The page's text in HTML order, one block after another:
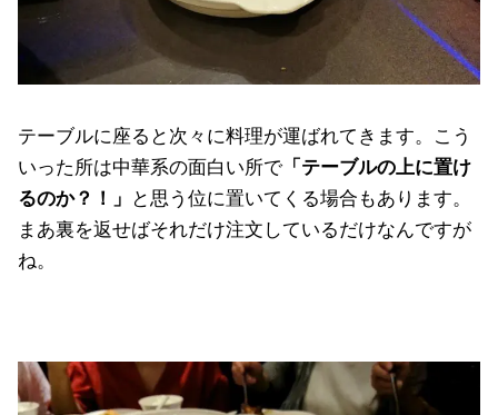
テーブルに座ると次々に料理が運ばれてきます。こう
いった所は中華系の面白い所で「テーブルの上に置け
るのか？！」
と思う位に置いてくる場合もあります。
まあ裏を返せばそれだけ注文しているだけなんですが
ね。